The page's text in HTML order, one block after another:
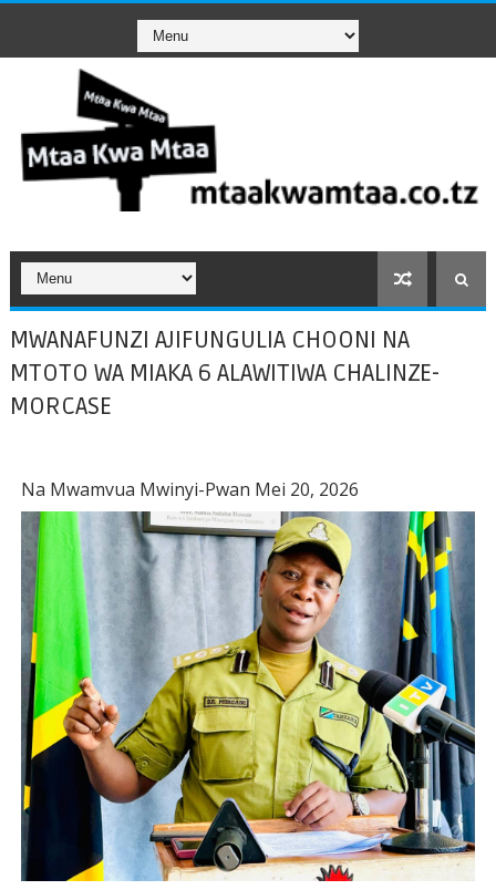
MWANAFUNZI AJIFUNGULIA CHOONI NA
MTOTO WA MIAKA 6 ALAWITIWA CHALINZE-
MORCASE
Na Mwamvua Mwinyi-Pwan Mei 20, 2026